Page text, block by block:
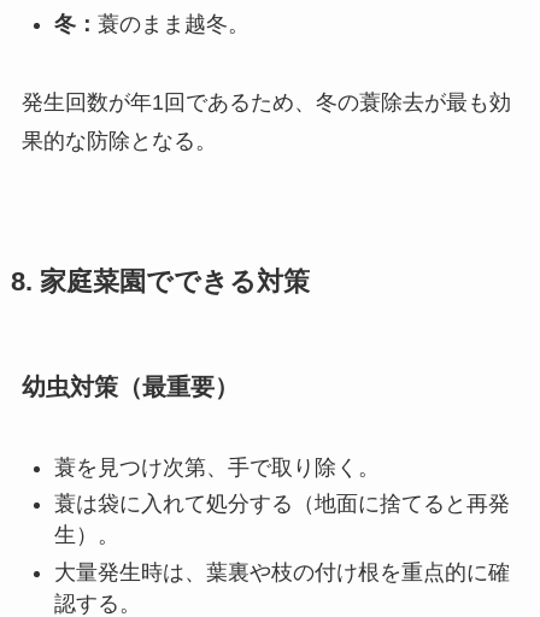
冬： 蓑のまま越冬。
発生回数が年1回であるため、冬の蓑除去が最も効
果的な防除となる。
8. 家庭菜園でできる対策
幼虫対策（最重要）
蓑を見つけ次第、手で取り除く。
蓑は袋に入れて処分する（地面に捨てると再発
生）。
大量発生時は、葉裏や枝の付け根を重点的に確
認する。